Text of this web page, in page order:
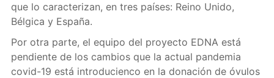
que lo caracterizan, en tres países: Reino Unido,
Bélgica y España.
Por otra parte, el equipo del proyecto EDNA está
pendiente de los cambios que la actual pandemia
covid-19 está introducienco en la donación de óvulos